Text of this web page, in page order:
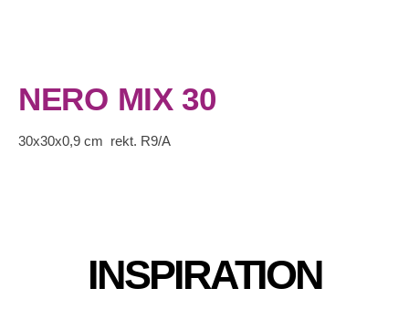
NERO MIX 30
30x30x0,9 cm rekt. R9/A
INSPIRATION